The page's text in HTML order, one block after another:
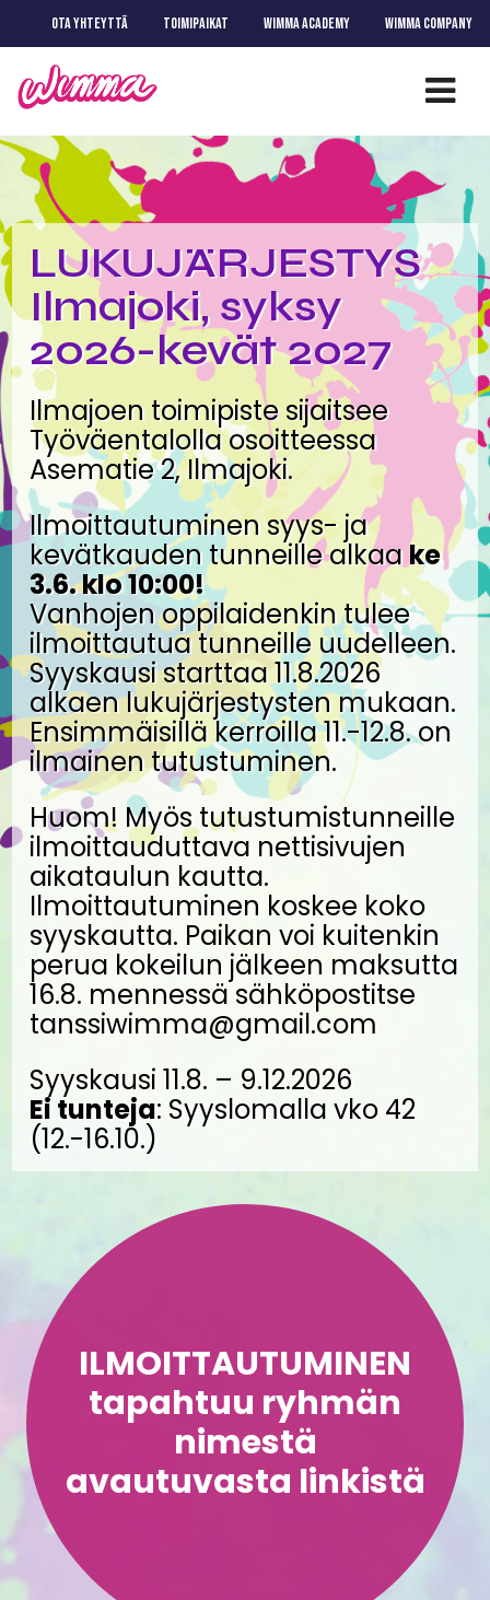
OTA YHTEYTTÄ TOIMIPAIKAT WIMMA ACADEMY WIMMA COMPANY
LUKUJÄRJESTYS
Ilmajoki, syksy
2026-kevät 2027
​Ilmajoen toimipiste sijaitsee
Työväentalolla osoitteessa
Asematie 2, Ilmajoki.
Ilmoittautuminen syys- ja
kevätkauden tunneille alkaake
3.6. klo 10:00!
Vanhojen oppilaidenkin tulee
ilmoittautua tunneille uudelleen.
Syyskausi starttaa 11.8.2026
alkaen lukujärjestysten mukaan.
Ensimmäisillä kerroilla 11.-12.8. on
ilmainen tutustuminen.
Huom! Myös tutustumistunneille
ilmoittauduttava nettisivujen
aikataulun kautta.
Ilmoittautuminen koskee koko
syyskautta. Paikan voi kuitenkin
perua kokeilun jälkeen maksutta
16.8. mennessä sähköpostitse
tanssiwimma@gmail.com
Syyskausi 11.8. – 9.12.2026
Ei tunteja: Syyslomalla vko 42
(12.-16.10.)
ILMOITTAUTUMINEN
tapahtuu ryhmän
nimestä
avautuvasta linkistä